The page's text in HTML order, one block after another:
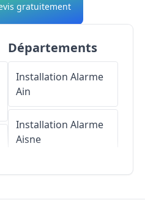
gratuitement
Départements
Installation Alarme
Ain
Installation Alarme
Aisne
Installation Alarme